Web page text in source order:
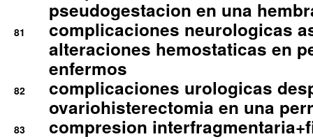
pseudogestacion en una
81
complicaciones neurologicas
alteraciones hemostaticas en
enfermos
82
complicaciones urologicas
ovariohisterectomia en una
83
compresion